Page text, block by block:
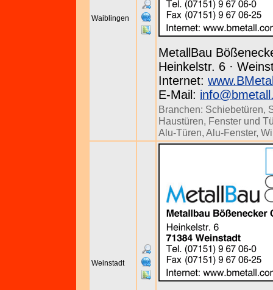
Waiblingen
MetallBau
Heinkelstr. 6 ·
Internet:
E-Mail:
Branchen: Schiebetüren,
Haustüren, Fenster und
Alu-Türen, Alu-Fenster,
Weinstadt